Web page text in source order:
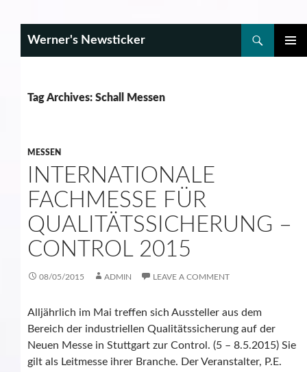
Werner's Newsticker
Tag Archives: Schall Messen
MESSEN
INTERNATIONALE
FACHMESSE FÜR
QUALITÄTSSICHERUNG –
CONTROL 2015
08/05/2015 ADMIN LEAVE A COMMENT
Alljährlich im Mai treffen sich Aussteller aus dem
Bereich der industriellen Qualitätssicherung auf der
Neuen Messe in Stuttgart zur Control. (5 – 8.5.2015) Sie
gilt als Leitmesse ihrer Branche. Der Veranstalter, P.E.